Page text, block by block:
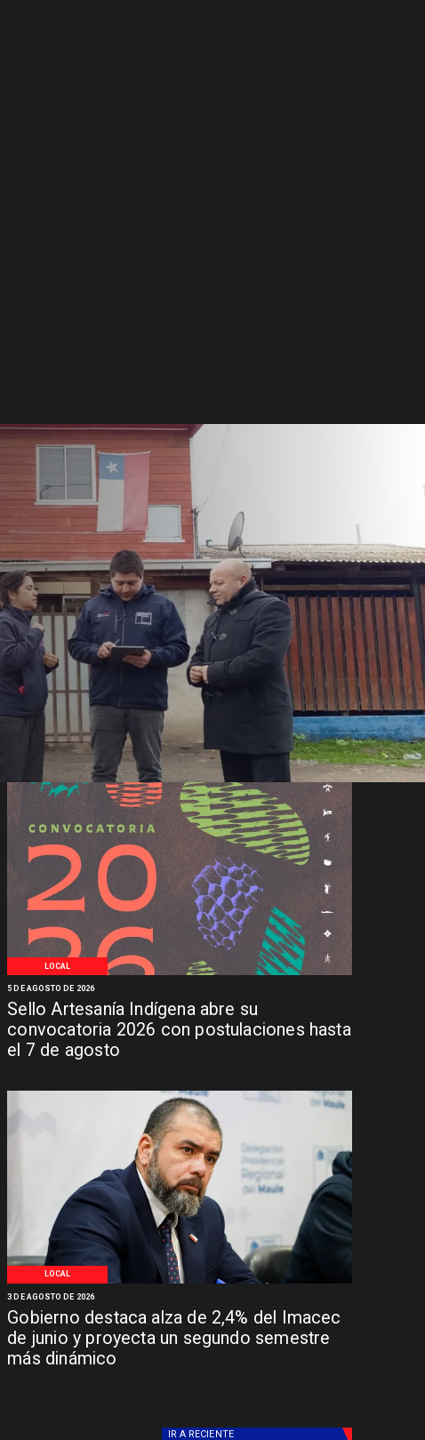
LOCAL
Sello Artesanía Indígena abre su
convocatoria 2026 con postulaciones hasta
el 7 de agosto
5 DE AGOSTO DE 2026
LOCAL
Gobierno destaca alza de 2,4% del Imacec
de junio y proyecta un segundo semestre
más dinámico
3 DE AGOSTO DE 2026
IR A RECIENTE